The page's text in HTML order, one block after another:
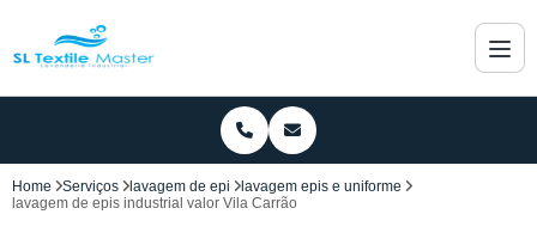
Home Serviços lavagem de epi
lavagem epis e uniforme
lavagem de epis industrial valor Vila Carrão